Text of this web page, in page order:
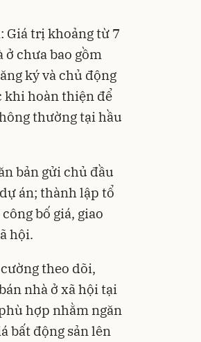
Giá trị khoảng từ 7
chưa bao gồm
ký và chủ động
khi hoàn thiện để
thường tại hầu
bản gửi chủ đầu
án; thành lập tổ
bố giá, giao
hội.
theo dõi,
nhà ở xã hội tại
hợp nhằm ngăn
bất động sản lên